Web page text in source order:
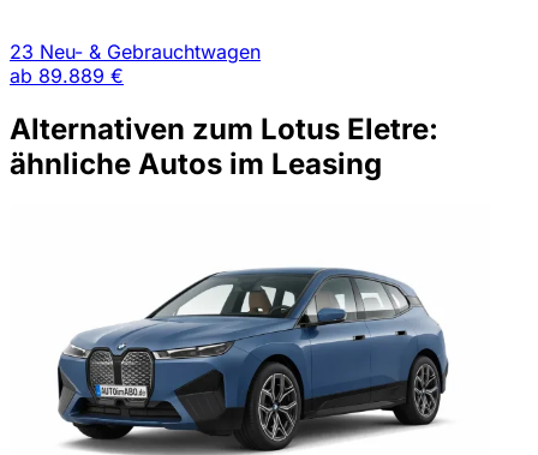
23 Neu- & Gebrauchtwagen
ab 89.889 €
Alternativen zum Lotus Eletre:
ähnliche Autos im Leasing